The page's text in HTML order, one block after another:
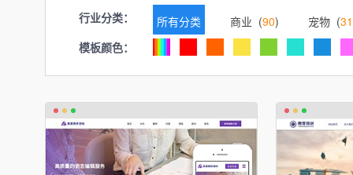
行业分类：
所有分类 商业 (90) 宠物 (31
广告 (71 建筑、建材 (87 )
教育、培训 (85) 家电 (37)
展览、展会 (43 家居、日用百货
模板颜色：